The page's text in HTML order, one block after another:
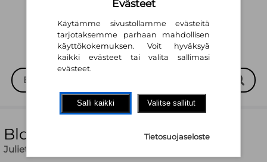
Bloodsinger
Juliette Cross
Evästeet
Käytämme sivustollamme evästeitä
tarjotaksemme parhaan mahdollisen
käyttökokemuksen. Voit hyväksyä
kaikki evästeet tai valita sallimasi
evästeet.
Salli kaikki Valitse sallitut
Tietosuojaseloste